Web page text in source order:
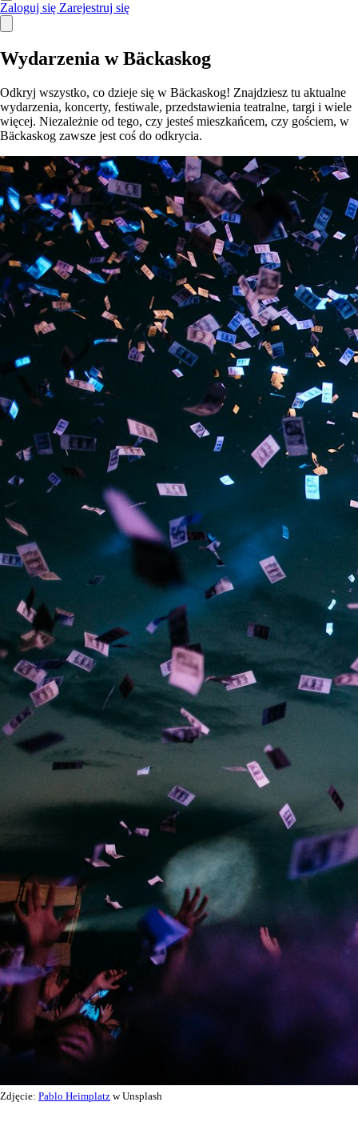
Zaloguj się Zarejestruj się
Wydarzenia w Bäckaskog
Odkryj wszystko, co dzieje się w Bäckaskog! Znajdziesz tu aktualne
wydarzenia, koncerty, festiwale, przedstawienia teatralne, targi i wiele
więcej. Niezależnie od tego, czy jesteś mieszkańcem, czy gościem, w
Bäckaskog zawsze jest coś do odkrycia.
Zdjęcie: Pablo Heimplatz w Unsplash